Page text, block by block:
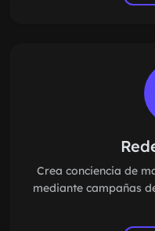
Crea conciencia de
mediante campañas